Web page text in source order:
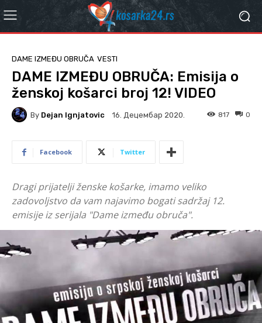
DAME IZMEĐU OBRUČA VESTI
DAME IZMEĐU OBRUČA: Emisija o
ženskoj košarci broj 12! VIDEO
By Dejan Ignjatovic 16. Децембар 2020. 0
817
Facebook Twitter
Dragi prijatelji ženske košarke, imamo veliko
zadovoljstvo da vam najavimo bogati sadržaj 12.
emisije iz serijala "Dame između obruča".